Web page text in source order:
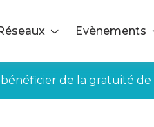
Evènements
de la gratuité